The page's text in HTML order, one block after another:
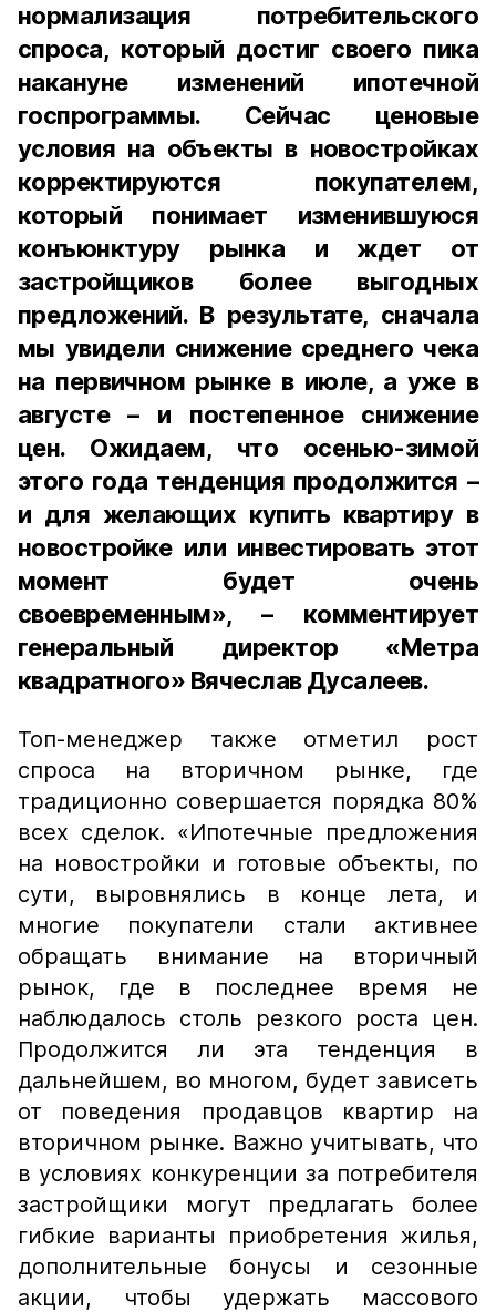
нормализация потребительского
спроса, который достиг своего пика
накануне изменений ипотечной
госпрограммы. Сейчас ценовые
условия на объекты в новостройках
корректируются покупателем,
который понимает изменившуюся
конъюнктуру рынка и ждет от
застройщиков более выгодных
предложений. В результате, сначала
мы увидели снижение среднего чека
на первичном рынке в июле, а уже в
августе – и постепенное снижение
цен. Ожидаем, что осенью-зимой
этого года тенденция продолжится –
и для желающих купить квартиру в
новостройке или инвестировать этот
момент будет очень
своевременным», – комментирует
генеральный директор «Метра
квадратного» Вячеслав Дусалеев.
Топ-менеджер также отметил рост
спроса на вторичном рынке, где
традиционно совершается порядка 80%
всех сделок. «Ипотечные предложения
на новостройки и готовые объекты, по
сути, выровнялись в конце лета, и
многие покупатели стали активнее
обращать внимание на вторичный
рынок, где в последнее время не
наблюдалось столь резкого роста цен.
Продолжится ли эта тенденция в
дальнейшем, во многом, будет зависеть
от поведения продавцов квартир на
вторичном рынке. Важно учитывать, что
в условиях конкуренции за потребителя
застройщики могут предлагать более
гибкие варианты приобретения жилья,
дополнительные бонусы и сезонные
акции, чтобы удержать массового